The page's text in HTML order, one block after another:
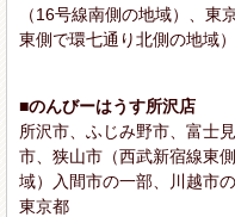
（16号線南側の地域）、東
東側で環七通り北側の地域）
■のんびーはうす所沢店
所沢市、ふじみ野市、富士
市、狭山市（西武新宿線東
域）入間市の一部、川越市
東京都